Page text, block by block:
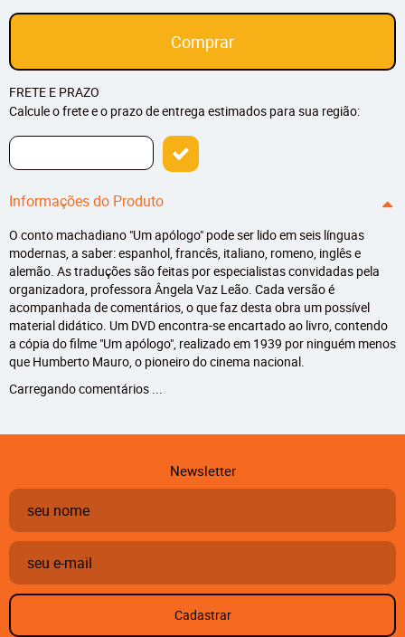
Comprar
FRETE E PRAZO
Calcule o frete e o prazo de entrega estimados para sua região:
Informações do Produto
O conto machadiano "Um apólogo" pode ser lido em seis línguas
modernas, a saber: espanhol, francês, italiano, romeno, inglês e
alemão. As traduções são feitas por especialistas convidadas pela
organizadora, professora Ângela Vaz Leão. Cada versão é
acompanhada de comentários, o que faz desta obra um possível
material didático. Um DVD encontra-se encartado ao livro, contendo
a cópia do filme "Um apólogo", realizado em 1939 por ninguém menos
que Humberto Mauro, o pioneiro do cinema nacional.
Carregando comentários ...
Newsletter
Cadastrar